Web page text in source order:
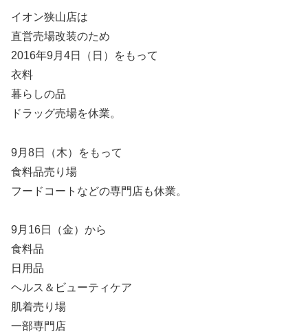
イオン狭山店は
直営売場改装のため
2016年9月4日（日）をもって
衣料
暮らしの品
ドラッグ売場を休業。
9月8日（木）をもって
食料品売り場
フードコートなどの専門店も休業。
9月16日（金）から
食料品
日用品
ヘルス＆ビューティケア
肌着売り場
一部専門店